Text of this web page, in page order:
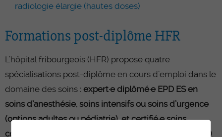
radiologie élargie (hautes doses)
Formations post-diplôme HFR
L’hôpital fribourgeois (HFR) propose quatre
spécialisations post-diplôme en cours d’emploi dans le
domaine des soins : expert·e diplômé·e EPD ES en
soins d’anesthésie, soins intensifs ou soins d’urgence
(options adultes ou pédiatrie), et certifié·e soins
continus (options intermediate care ou salle de réveil)